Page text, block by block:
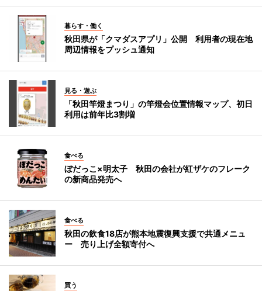
暮らす・働く
秋田県が「クマダスアプリ」公開 利用者の現在地
周辺情報をプッシュ通知
見る・遊ぶ
「秋田竿燈まつり」の竿燈会位置情報マップ、初日
利用は前年比3割増
食べる
ぼだっこ×明太子 秋田の会社が紅ザケのフレーク
の新商品発売へ
食べる
秋田の飲食18店が熊本地震復興支援で共通メニュ
ー 売り上げ全額寄付へ
買う